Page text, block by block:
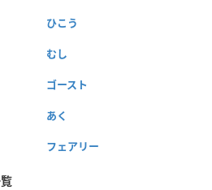
ひこう
むし
ゴースト
あく
フェアリー